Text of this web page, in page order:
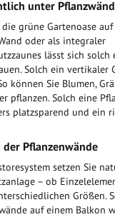
unter
grüne Gartenoase
oder als integraler
lässt sich solch
Solch ein vertikaler
können Sie Blumen,
pflanzen. Solch eine
platzsparend und ein
Pflanzenwände
setzen Sie
– ob
Größen.
auf einem Balkon